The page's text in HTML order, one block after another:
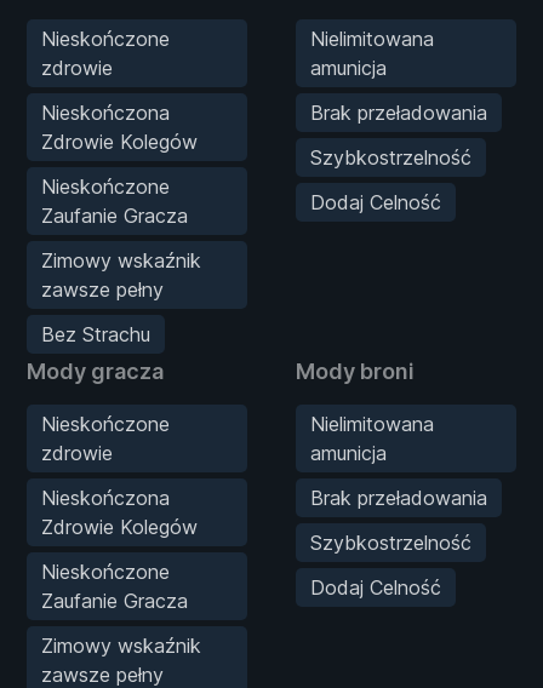
Nieskończone
zdrowie
Nieskończona
Zdrowie Kolegów
Nieskończone
Zaufanie Gracza
Zimowy wskaźnik
zawsze pełny
Bez Strachu
Nielimitowana
amunicja
Brak przeładowania
Szybkostrzelność
Dodaj Celność
Mody gracza
Nieskończone
zdrowie
Nieskończona
Zdrowie Kolegów
Nieskończone
Zaufanie Gracza
Zimowy wskaźnik
zawsze pełny
Mody broni
Nielimitowana
amunicja
Brak przeładowania
Szybkostrzelność
Dodaj Celność